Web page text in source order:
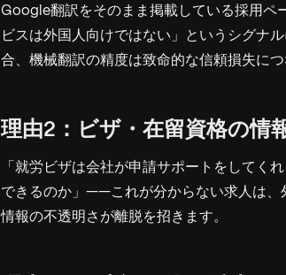
Google翻訳をそのまま掲載している採用ペ
ビスは外国人向けではない」というシグナ
合、機械翻訳の精度は致命的な信頼損失につ
理由2：ビザ・在留資格の情
「就労ビザは会社が申請サポートをしてく
できるのか」——これが分からない求人は、
情報の不透明さが離脱を招きます。